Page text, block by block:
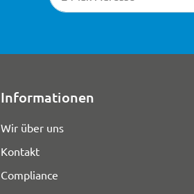
Informationen
Wir über uns
Kontakt
Compliance